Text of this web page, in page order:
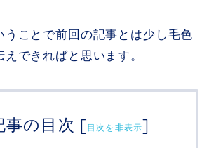
うことで前回の記事とは少し毛色
できればと思います。
事の目次 [目次を非表示]